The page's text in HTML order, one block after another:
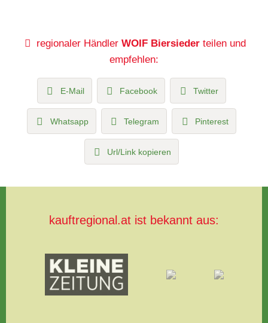
regionaler Händler WOIF Biersiederteilen und
empfehlen:
E-Mail Facebook Twitter
Whatsapp Telegram Pinterest
Url/Link kopieren
kauftregional.at ist bekannt aus: